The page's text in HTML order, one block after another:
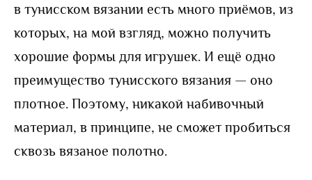
в тунисском вязании есть много приёмов, из
которых, на мой взгляд, можно получить
хорошие формы для игрушек. И ещё одно
преимущество тунисского вязания — оно
плотное. Поэтому, никакой набивочный
материал, в принципе, не сможет пробиться
сквозь вязаное полотно.